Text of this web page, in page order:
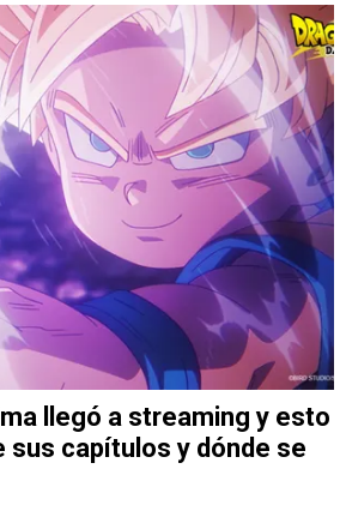
llegó a streaming y esto
sus capítulos y dónde se